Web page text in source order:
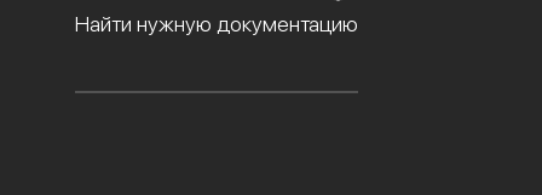
Найти нужную документацию